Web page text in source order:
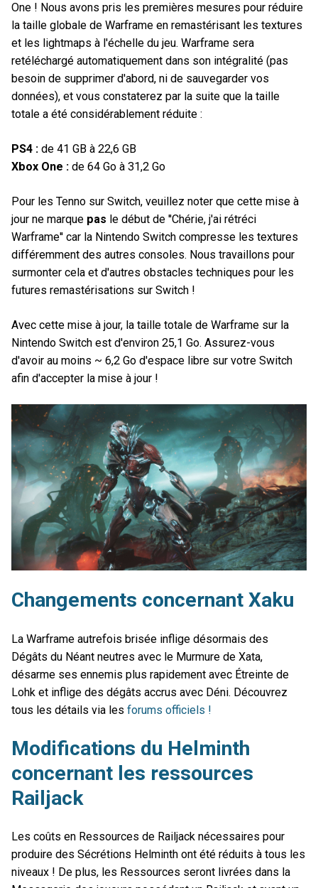
One ! Nous avons pris les premières mesures pour réduire
la taille globale de Warframe en remastérisant les textures
et les lightmaps à l'échelle du jeu. Warframe sera
retéléchargé automatiquement dans son intégralité (pas
besoin de supprimer d'abord, ni de sauvegarder vos
données), et vous constaterez par la suite que la taille
totale a été considérablement réduite :
PS4 : de 41 GB à 22,6 GB
Xbox One : de 64 Go à 31,2 Go
Pour les Tenno sur Switch, veuillez noter que cette mise à
jour ne marque pas le début de ''Chérie, j'ai rétréci
Warframe'' car la Nintendo Switch compresse les textures
différemment des autres consoles. Nous travaillons pour
surmonter cela et d'autres obstacles techniques pour les
futures remastérisations sur Switch !
Avec cette mise à jour, la taille totale de Warframe sur la
Nintendo Switch est d'environ 25,1 Go. Assurez-vous
d'avoir au moins ~ 6,2 Go d'espace libre sur votre Switch
afin d'accepter la mise à jour !
Changements concernant Xaku
La Warframe autrefois brisée inflige désormais des
Dégâts du Néant neutres avec le Murmure de Xata,
désarme ses ennemis plus rapidement avec Étreinte de
Lohk et inflige des dégâts accrus avec Déni. Découvrez
tous les détails via les forums officiels !
Modifications du Helminth
concernant les ressources
Railjack
Les coûts en Ressources de Railjack nécessaires pour
produire des Sécrétions Helminth ont été réduits à tous les
niveaux ! De plus, les Ressources seront livrées dans la